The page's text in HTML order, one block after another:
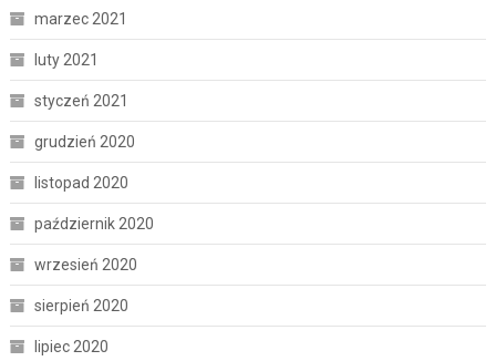
marzec 2021
luty 2021
styczeń 2021
grudzień 2020
listopad 2020
październik 2020
wrzesień 2020
sierpień 2020
lipiec 2020